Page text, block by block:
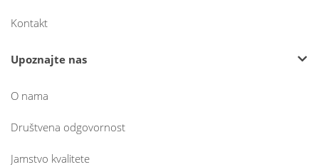
Kontakt
Upoznajte nas
O nama
Društvena odgovornost
Jamstvo kvalitete